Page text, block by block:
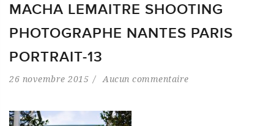
MACHA LEMAITRE SHOOTING
PHOTOGRAPHE NANTES PARIS
PORTRAIT-13
26 novembre 2015 Aucun commentaire